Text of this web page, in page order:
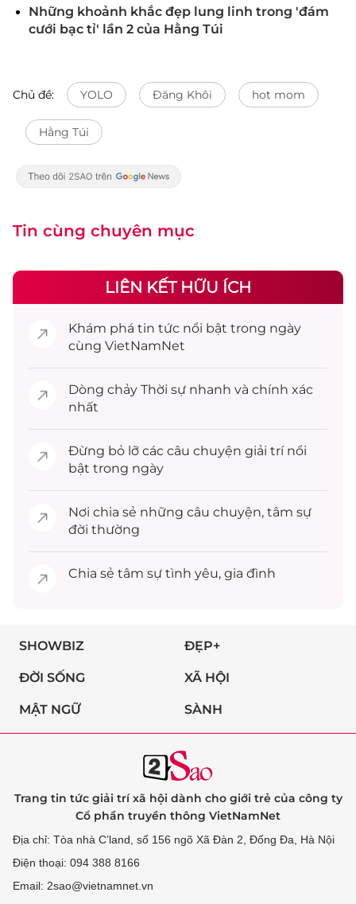
Những khoảnh khắc đẹp lung linh trong 'đám
cưới bạc tỉ' lần 2 của Hằng Túi
Chủ đề: YOLO Đăng Khôi hot mom
Hằng Túi
Tin cùng chuyên mục
LIÊN KẾT HỮU ÍCH
Khám phá tin tức nổi bật trong ngày
cùng VietNamNet
Dòng chảy Thời sự nhanh và chính xác
nhất
Đừng bỏ lỡ các câu chuyện giải trínổi
bật trong ngày
Nơi chia sẻ những câu chuyện, tâm sự
đời thường
Chia sẻ tâm sự tình yêu, gia đình
SHOWBIZ ĐẸP+
ĐỜI SỐNG XÃ HỘI
MẬT NGỮ SÀNH
Trang tin tức giải trí xã hội dành cho giới trẻ của công ty
Cổ phần truyền thông VietNamNet
Địa chỉ: Tòa nhà C’land, số 156 ngõ Xã Đàn 2, Đống Đa, Hà Nội
Điện thoại: 094 388 8166
Email: 2sao@vietnamnet.vn